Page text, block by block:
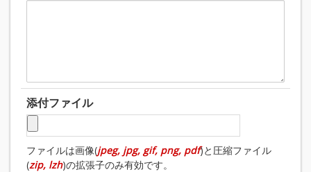
添付ファイル
ファイルは画像(jpeg, jpg, gif, png, pdf)と圧縮ファイル
(zip, lzh)の拡張子のみ有効です。